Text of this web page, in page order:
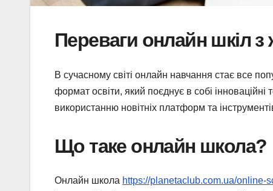
Переваги онлайн шкіл
В сучасному світі онлайн навчання стає все
формат освіти, який поєднує в собі інноваційні
використанню новітніх платформ та
Що таке онлайн школа?
Онлайн школа https://planetaclub.com.ua/online-